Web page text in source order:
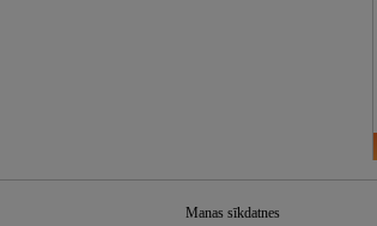
Manas sīkdatnes